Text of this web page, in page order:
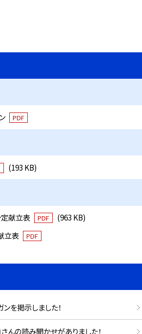
PDF
(193 KB)
献立表 PDF
(963 KB)
立表
PDF
を掲示しました！
んの読み聞かせがありました！